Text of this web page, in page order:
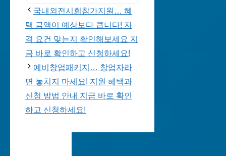
국내외전시회참가지원… 혜
택 금액이 예상보다 큽니다! 자
격 요건 맞는지 확인해보세요 지
금 바로 확인하고 신청하세요!
예비창업패키지… 창업자라
면 놓치지 마세요! 지원 혜택과
신청 방법 안내 지금 바로 확인
하고 신청하세요!